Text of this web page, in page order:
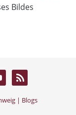
Bildes
| Blogs